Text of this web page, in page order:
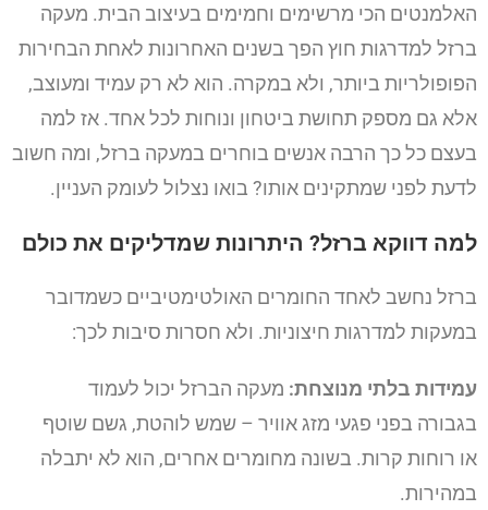
האלמנטים הכי מרשימים וחמימים בעיצוב הבית. מעקה
ברזל למדרגות חוץ הפך בשנים האחרונות לאחת הבחירות
הפופולריות ביותר, ולא במקרה. הוא לא רק עמיד ומעוצב,
אלא גם מספק תחושת ביטחון ונוחות לכל אחד. אז למה
בעצם כל כך הרבה אנשים בוחרים במעקה ברזל, ומה חשוב
לדעת לפני שמתקינים אותו? בואו נצלול לעומק העניין.
למה דווקא ברזל? היתרונות שמדליקים את כולם
ברזל נחשב לאחד החומרים האולטימטיביים כשמדובר
במעקות למדרגות חיצוניות. ולא חסרות סיבות לכך:
עמידות בלתי מנוצחת: מעקה הברזל יכול לעמוד
בגבורה בפני פגעי מזג אוויר – שמש לוהטת, גשם שוטף
או רוחות קרות. בשונה מחומרים אחרים, הוא לא יתבלה
במהירות.